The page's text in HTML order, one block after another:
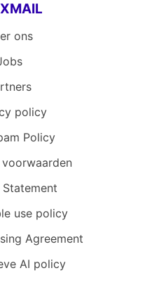
ons
policy
Policy
use policy
Agreement
AI policy